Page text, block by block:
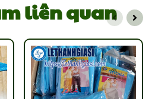
liên quan